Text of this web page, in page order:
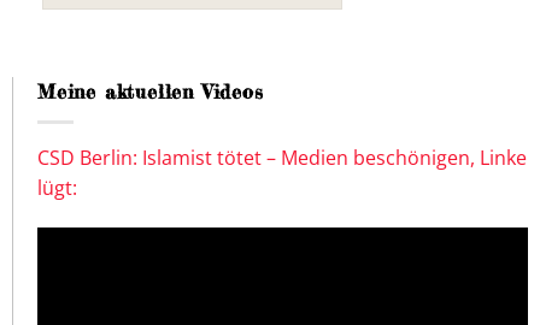
Meine aktuellen Videos
CSD Berlin: Islamist tötet – Medien beschönigen, Linke
lügt: